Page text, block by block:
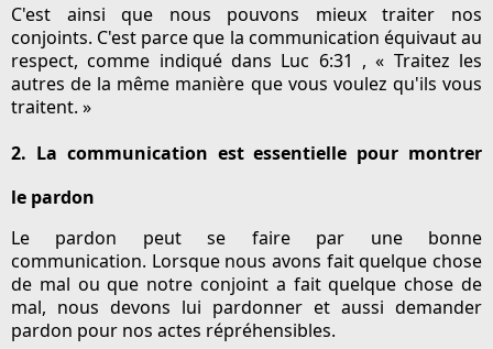
C'est ainsi que nous pouvons mieux traiter nos
conjoints. C'est parce que la communication équivaut au
respect, comme indiqué dans Luc 6:31 , « Traitez les
autres de la même manière que vous voulez qu'ils vous
traitent. »
2. La communication est essentielle pour montrer
le pardon
Le pardon peut se faire par une bonne
communication. Lorsque nous avons fait quelque chose
de mal ou que notre conjoint a fait quelque chose de
mal, nous devons lui pardonner et aussi demander
pardon pour nos actes répréhensibles.